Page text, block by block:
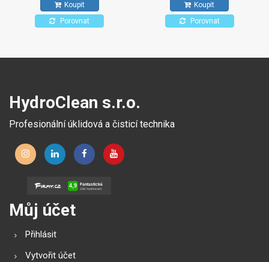
povrchů odolných proti
působení alkoholů.
Koupit
Porovnat
Koupit
Porovnat
HydroClean s.r.o.
Profesionální úklidová a čisticí technika
Můj účet
Přihlásit
Vytvořit účet